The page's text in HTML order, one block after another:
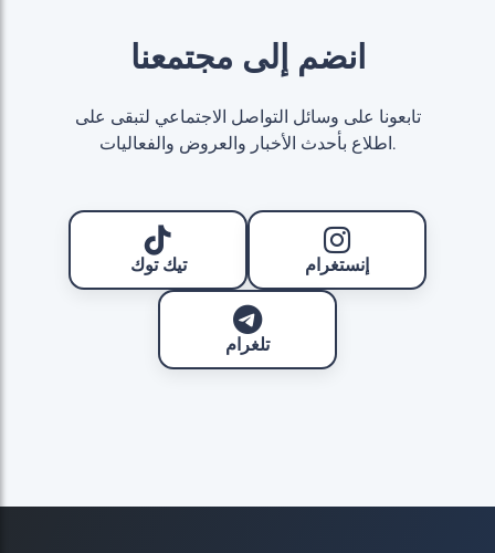
انضم إلى مجتمعنا
تابعونا على وسائل التواصل الاجتماعي لتبقى على
اطلاع بأحدث الأخبار والعروض والفعاليات.
تيك توك إنستغرام
تلغرام